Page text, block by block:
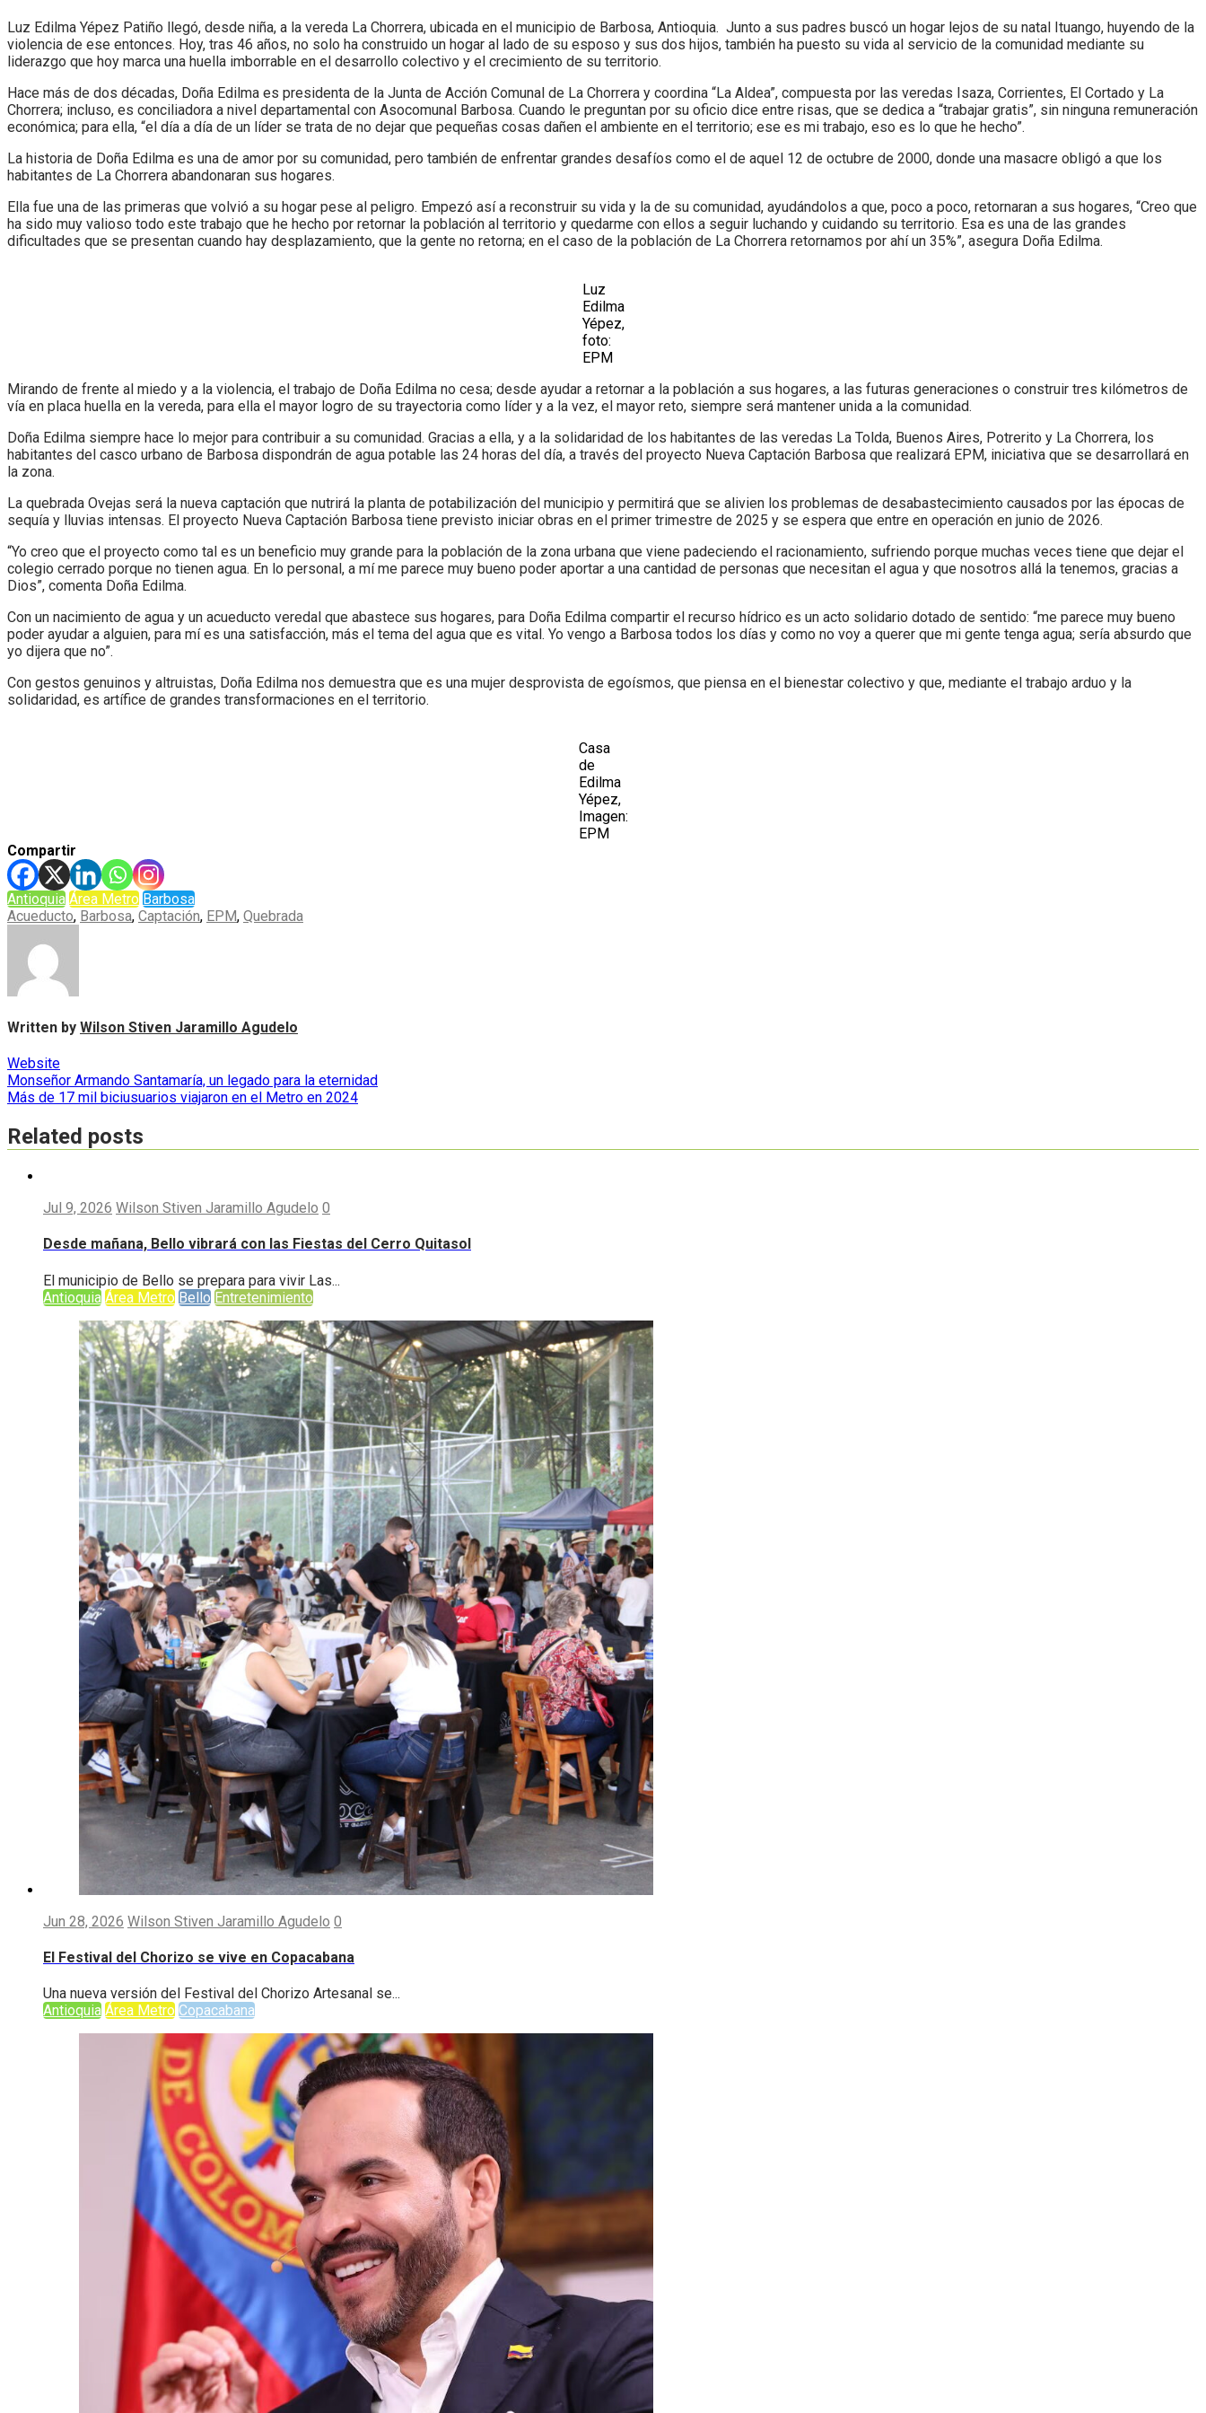
Luz Edilma Yépez Patiño llegó, desde niña, a la vereda La Chorrera, ubicada en el municipio de Barbosa, Antioquia. Junto a sus padres buscó un hogar lejos de su natal Ituango, huyendo de la
violencia de ese entonces. Hoy, tras 46 años, no solo ha construido un hogar al lado de su esposo y sus dos hijos, también ha puesto su vida al servicio de la comunidad mediante su
liderazgo que hoy marca una huella imborrable en el desarrollo colectivo y el crecimiento de su territorio.
Hace más de dos décadas, Doña Edilma es presidenta de la Junta de Acción Comunal de La Chorrera y coordina “La Aldea”, compuesta por las veredas Isaza, Corrientes, El Cortado y La
Chorrera; incluso, es conciliadora a nivel departamental con Asocomunal Barbosa. Cuando le preguntan por su oficio dice entre risas, que se dedica a “trabajar gratis”, sin ninguna remuneración
económica; para ella, “el día a día de un líder se trata de no dejar que pequeñas cosas dañen el ambiente en el territorio; ese es mi trabajo, eso es lo que he hecho”.
La historia de Doña Edilma es una de amor por su comunidad, pero también de enfrentar grandes desafíos como el de aquel 12 de octubre de 2000, donde una masacre obligó a que los
habitantes de La Chorrera abandonaran sus hogares.
Ella fue una de las primeras que volvió a su hogar pese al peligro. Empezó así a reconstruir su vida y la de su comunidad, ayudándolos a que, poco a poco, retornaran a sus hogares, “Creo que
ha sido muy valioso todo este trabajo que he hecho por retornar la población al territorio y quedarme con ellos a seguir luchando y cuidando su territorio. Esa es una de las grandes
dificultades que se presentan cuando hay desplazamiento, que la gente no retorna; en el caso de la población de La Chorrera retornamos por ahí un 35%”, asegura Doña Edilma.
Luz
Edilma
Yépez,
foto:
EPM
Mirando de frente al miedo y a la violencia, el trabajo de Doña Edilma no cesa; desde ayudar a retornar a la población a sus hogares, a las futuras generaciones o construir tres kilómetros de
vía en placa huella en la vereda, para ella el mayor logro de su trayectoria como líder y a la vez, el mayor reto, siempre será mantener unida a la comunidad.
Doña Edilma siempre hace lo mejor para contribuir a su comunidad. Gracias a ella, y a la solidaridad de los habitantes de las veredas La Tolda, Buenos Aires, Potrerito y La Chorrera, los
habitantes del casco urbano de Barbosa dispondrán de agua potable las 24 horas del día, a través del proyecto Nueva Captación Barbosa que realizará EPM, iniciativa que se desarrollará en
la zona.
La quebrada Ovejas será la nueva captación que nutrirá la planta de potabilización del municipio y permitirá que se alivien los problemas de desabastecimiento causados por las épocas de
sequía y lluvias intensas. El proyecto Nueva Captación Barbosa tiene previsto iniciar obras en el primer trimestre de 2025 y se espera que entre en operación en junio de 2026.
“Yo creo que el proyecto como tal es un beneficio muy grande para la población de la zona urbana que viene padeciendo el racionamiento, sufriendo porque muchas veces tiene que dejar el
colegio cerrado porque no tienen agua. En lo personal, a mí me parece muy bueno poder aportar a una cantidad de personas que necesitan el agua y que nosotros allá la tenemos, gracias a
Dios”, comenta Doña Edilma.
Con un nacimiento de agua y un acueducto veredal que abastece sus hogares, para Doña Edilma compartir el recurso hídrico es un acto solidario dotado de sentido: “me parece muy bueno
poder ayudar a alguien, para mí es una satisfacción, más el tema del agua que es vital. Yo vengo a Barbosa todos los días y como no voy a querer que mi gente tenga agua; sería absurdo que
yo dijera que no”.
Con gestos genuinos y altruistas, Doña Edilma nos demuestra que es una mujer desprovista de egoísmos, que piensa en el bienestar colectivo y que, mediante el trabajo arduo y la
solidaridad, es artífice de grandes transformaciones en el territorio.
Casa
de
Edilma
Yépez,
Imagen:
EPM
Compartir
Antioquia Área Metro Barbosa
Acueducto, Barbosa, Captación, EPM, Quebrada
Written by Wilson Stiven Jaramillo Agudelo
Website
Navegación
de
entradas
Monseñor Armando Santamaría, un legado para la eternidad
Más de 17 mil biciusuarios viajaron en el Metro en 2024
Related posts
Jul 9, 2026 Wilson Stiven Jaramillo Agudelo 0
Desde mañana, Bello vibrará con las Fiestas del Cerro Quitasol
El municipio de Bello se prepara para vivir Las...
Antioquia Área Metro Bello Entretenimiento
Jun 28, 2026 Wilson Stiven Jaramillo Agudelo 0
El Festival del Chorizo se vive en Copacabana
Una nueva versión del Festival del Chorizo Artesanal se...
Antioquia Área Metro Copacabana